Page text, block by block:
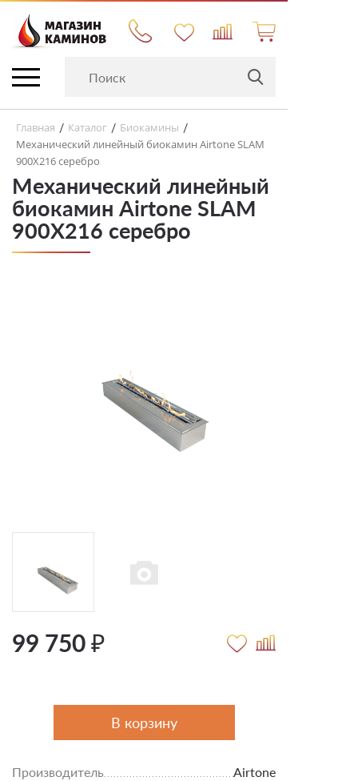
Главная / Каталог / Биокамины /
Механический линейный биокамин Airtone SLAM
900X216 серебро
Механический линейный
биокамин Airtone SLAM
900X216 серебро
99 750 ₽
В корзину
Производитель
Airtone